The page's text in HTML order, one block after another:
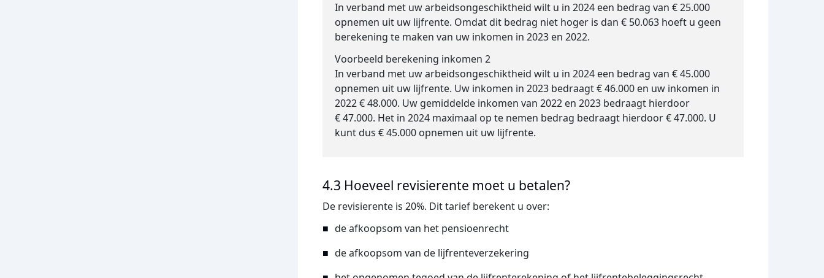
In verband met uw arbeidsongeschiktheid wilt u in 2024 een bedrag van € 25.000
opnemen uit uw lijfrente. Omdat dit bedrag niet hoger is dan € 50.063 hoeft u geen
berekening te maken van uw inkomen in 2023 en 2022.
Voorbeeld berekening inkomen 2
In verband met uw arbeidsongeschiktheid wilt u in 2024 een bedrag van € 45.000
opnemen uit uw lijfrente. Uw inkomen in 2023 bedraagt € 46.000 en uw inkomen in
2022 € 48.000. Uw gemiddelde inkomen van 2022 en 2023 bedraagt hierdoor
€ 47.000. Het in 2024 maximaal op te nemen bedrag bedraagt hierdoor € 47.000. U
kunt dus € 45.000 opnemen uit uw lijfrente.
4.3 Hoeveel revisierente moet u betalen?
De revisierente is 20%. Dit tarief berekent u over:
de afkoopsom van het pensioenrecht
de afkoopsom van de lijfrenteverzekering